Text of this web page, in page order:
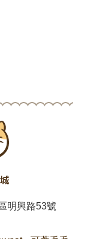
明興路53號